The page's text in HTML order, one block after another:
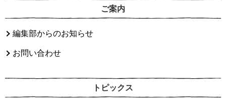
ご案内
編集部からのお知らせ
お問い合わせ
トピックス